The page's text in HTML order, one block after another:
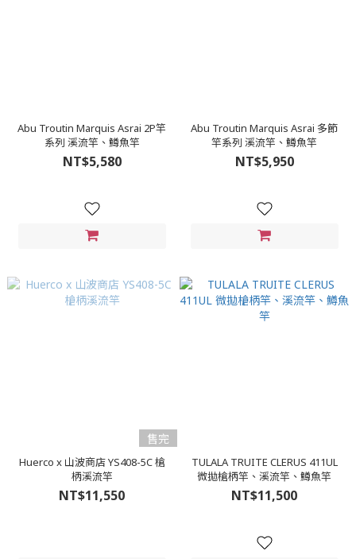
Abu Troutin Marquis Asrai 2P竿
系列 溪流竿、鱒魚竿
NT$5,580
Abu Troutin Marquis Asrai 多節
竿系列 溪流竿、鱒魚竿
NT$5,950
售完
Huerco x 山波商店 YS408-5C 槍
柄溪流竿
NT$11,550
TULALA TRUITE CLERUS 411UL
微拋槍柄竿、溪流竿、鱒魚竿
NT$11,500